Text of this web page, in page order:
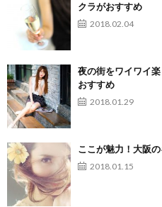
クラがおすすめ
2018.02.04
夜の街をワイワイ
おすすめ
2018.01.29
ここが魅力！大阪
2018.01.15